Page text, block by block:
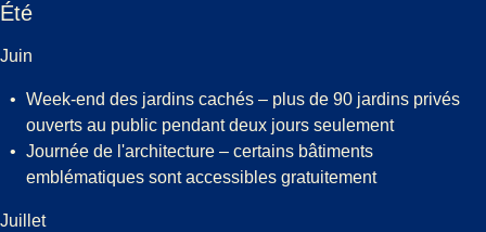
Été
Juin
Week-end des jardins cachés – plus de 90 jardins privés
ouverts au public pendant deux jours seulement
Journée de l'architecture – certains bâtiments
emblématiques sont accessibles gratuitement
Juillet